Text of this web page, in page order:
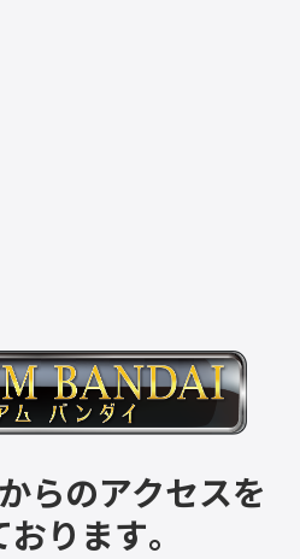
らのアクセスを
ります。